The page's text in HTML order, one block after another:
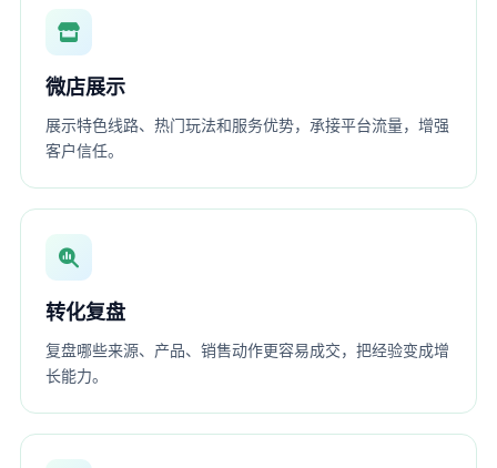
微店展示
展示特色线路、热门玩法和服务优势，承接平台流量，增强
客户信任。
转化复盘
复盘哪些来源、产品、销售动作更容易成交，把经验变成增
长能力。